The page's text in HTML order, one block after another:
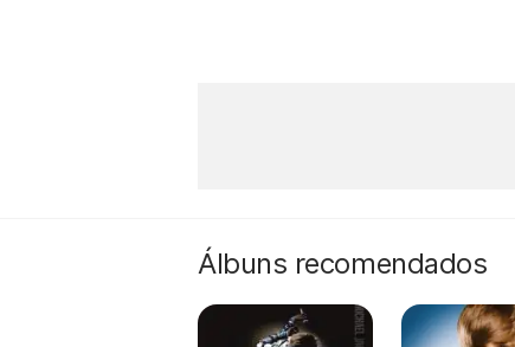
Álbuns recomendados